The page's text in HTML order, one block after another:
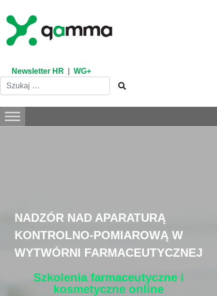
content
Newsletter HR WG+
NADZÓR NAD APARATURĄ
KONTROLNO-POMIAROWĄ W
WYTWÓRNI FARMACEUTYCZNEJ
Szkolenia farmaceutyczne i
kosmetyczne online